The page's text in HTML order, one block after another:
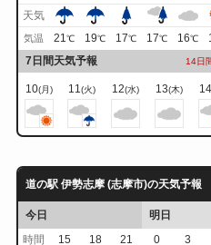
天気
気温 21℃ 19℃ 17℃ 17℃ 16℃
7日間天気予報 14日
10(月) 11(火) 12(水) 13(木) 14
道の駅 伊勢志摩 (志摩市)の天気予報
今日
明日
時間
15 18 21 0 3